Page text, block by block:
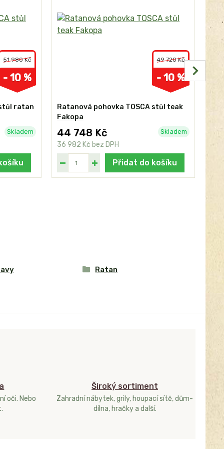
51 980 Kč
- 10 %
ratan
Skladem
49 720 Kč
- 10 %
Ratanová pohovka TOSCA stůl teak
Fakopa
44 748 Kč
36 982 Kč bez DPH
Skladem
Přidat do košíku
29
Ratan
oči. Nebo
Široký sortiment
Zahradní nábytek, grily, houpací sítě, dům-
dílna, hračky a další.